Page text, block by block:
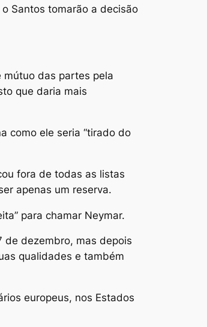
Santos tomarão a decisão
mútuo das partes pela
que daria mais
como ele seria “tirado do
fora de todas as listas
apenas um reserva.
para chamar Neymar.
de dezembro, mas depois
qualidades e também
europeus, nos Estados